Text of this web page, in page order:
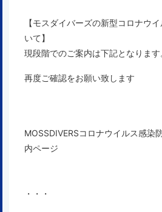
【モスダイバーズの新型コロナウ
いて】
現段階でのご案内は下記となります
再度ご確認をお願い致します
MOSSDIVERSコロナウイルス感染
内ページ
・・・